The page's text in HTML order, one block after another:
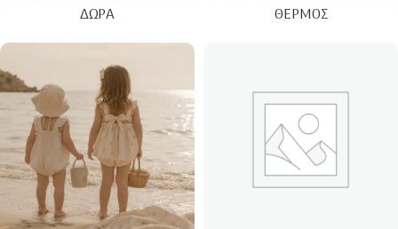
ΔΏΡΑ ΘΕΡΜΌΣ